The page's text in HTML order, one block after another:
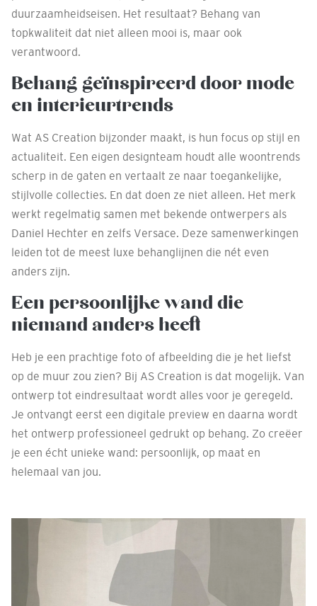
duurzaamheidseisen. Het resultaat? Behang van
topkwaliteit dat niet alleen mooi is, maar ook
verantwoord.
Behang geïnspireerd door mode
en interieurtrends
Wat AS Creation bijzonder maakt, is hun focus op stijl en
actualiteit. Een eigen designteam houdt alle woontrends
scherp in de gaten en vertaalt ze naar toegankelijke,
stijlvolle collecties. En dat doen ze niet alleen. Het merk
werkt regelmatig samen met bekende ontwerpers als
Daniel Hechter en zelfs Versace. Deze samenwerkingen
leiden tot de meest luxe behanglijnen die nét even
anders zijn.
Een persoonlijke wand die
niemand anders heeft
Heb je een prachtige foto of afbeelding die je het liefst
op de muur zou zien? Bij AS Creation is dat mogelijk. Van
ontwerp tot eindresultaat wordt alles voor je geregeld.
Je ontvangt eerst een digitale preview en daarna wordt
het ontwerp professioneel gedrukt op behang. Zo creëer
je een écht unieke wand: persoonlijk, op maat en
helemaal van jou.